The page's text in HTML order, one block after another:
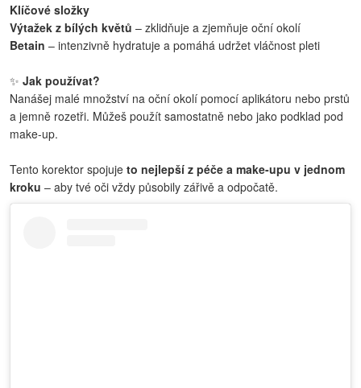
Klíčové složky
Výtažek z bílých květů – zklidňuje a zjemňuje oční okolí
Betain – intenzivně hydratuje a pomáhá udržet vláčnost pleti
✨ Jak používat?
Nanášej malé množství na oční okolí pomocí aplikátoru nebo prstů
a jemně rozetři. Můžeš použít samostatně nebo jako podklad pod
make-up.
Tento korektor spojuje to nejlepší z péče a make-upu v jednom
kroku – aby tvé oči vždy působily zářivě a odpočatě.